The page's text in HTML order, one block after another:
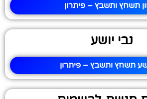
תשחץ ותשבץ – פיתרון
נבי יושע
תשחץ ותשבץ – פיתרון